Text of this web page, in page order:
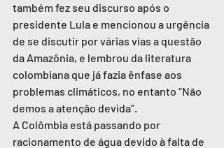
também fez seu discurso após o
presidente Lula e mencionou a urgência
de se discutir por várias vias a questão
da Amazônia, e lembrou da literatura
colombiana que já fazia ênfase aos
problemas climáticos, no entanto “Não
demos a atenção devida”.
A Colômbia está passando por
racionamento de água devido à falta de